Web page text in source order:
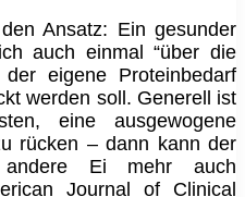
Ansatz: Ein gesunder
auch einmal “über die
eigene Proteinbedarf
werden soll. Generell ist
eine ausgewogene
rücken – dann kann der
Ei mehr auch
Journal of Clinical